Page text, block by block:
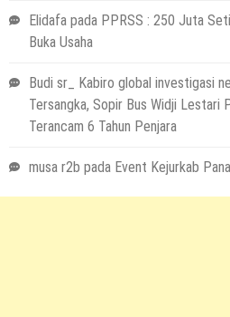
Elidafa pada PPRSS : 250 Juta
Buka Usaha
Budi sr_ Kabiro global investigasi
Tersangka, Sopir Bus Widji Lestari
Terancam 6 Tahun Penjara
musa r2b pada Event Kejurkab